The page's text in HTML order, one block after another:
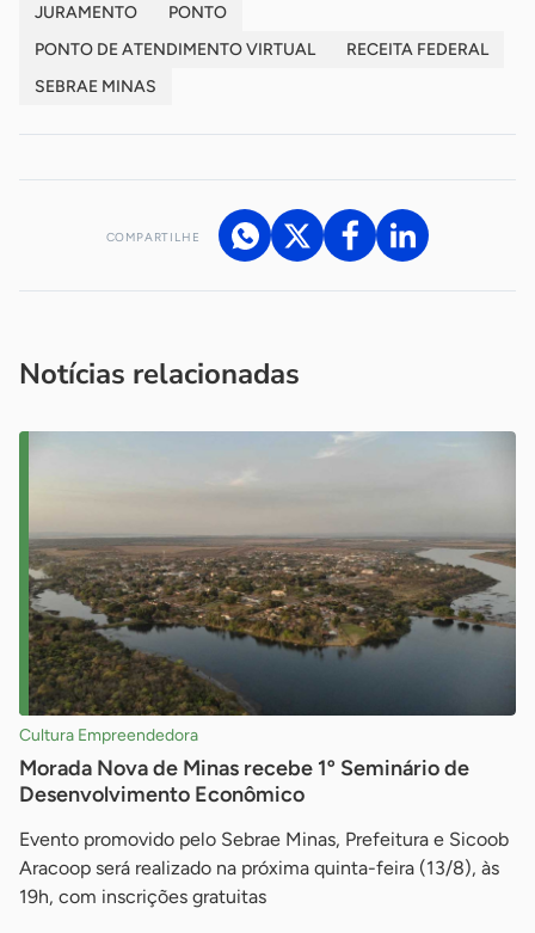
JURAMENTO
PONTO
PONTO DE ATENDIMENTO VIRTUAL
RECEITA FEDERAL
SEBRAE MINAS
COMPARTILHE
Notícias relacionadas
Cultura Empreendedora
Morada Nova de Minas recebe 1º Seminário de
Desenvolvimento Econômico
Evento promovido pelo Sebrae Minas, Prefeitura e Sicoob
Aracoop será realizado na próxima quinta-feira (13/8), às
19h, com inscrições gratuitas